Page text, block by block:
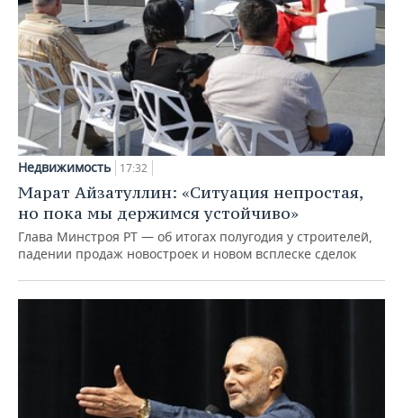
Недвижимость 17:32
Марат Айзатуллин: «Ситуация непростая,
но пока мы держимся устойчиво»
Глава Минстроя РТ — об итогах полугодия у строителей,
падении продаж новостроек и новом всплеске сделок